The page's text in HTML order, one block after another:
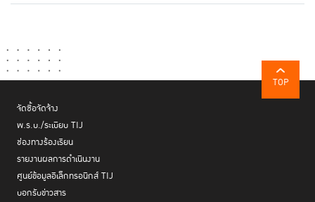
TOP
จัดซื้อจัดจ้าง
พ.ร.บ./ระเบียบ TIJ
ช่องทางร้องเรียน
รายงานผลการดำเนินงาน
ศูนย์ข้อมูลอิเล็กทรอนิกส์ TIJ
บอกรับข่าวสาร